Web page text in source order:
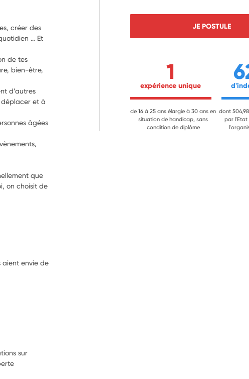
créer des
… Et
de tes
bien-être,
d’autres
déplacer et à
âgées
que
on choisit de
aient envie de
sur
JE POSTULE
1
expérience unique
de 16 à 25 ans élargie à 30 ans en
situation de handicap, sans
condition de diplôme
dont
par l'Etat